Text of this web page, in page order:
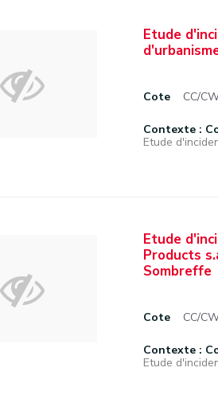
Etude
Cote CC/
Contexte :
Etude
Etude
Products
Sombreffe
Cote CC/
Contexte :
Etude